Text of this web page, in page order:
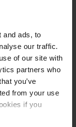
and ads, to
our traffic.
of our site with
partners who
you’ve
from your use
if you
PinCode“
pasirinkti, kuris
labiau tinka.
ekrane
10 skirtingų